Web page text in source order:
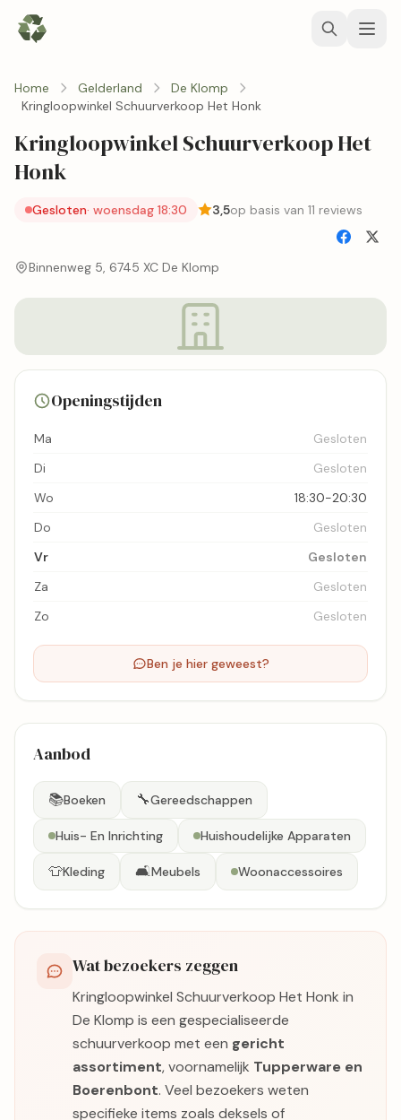
Home Gelderland
De Klomp
Kringloopwinkel Schuurverkoop Het Honk
Kringloopwinkel Schuurverkoop Het
Honk
Gesloten· woensdag 18:30 3,5op basis van 11 reviews
Binnenweg 5, 6745 XC De Klomp
Openingstijden
Ma
Gesloten
Di
Gesloten
Wo
18:30-20:30
Do
Gesloten
Vr
Gesloten
Za
Gesloten
Zo
Gesloten
Ben je hier geweest?
Aanbod
📚Boeken 🔧Gereedschappen
Huis- En Inrichting Huishoudelijke Apparaten
👕Kleding 🛋️Meubels Woonaccessoires
Wat bezoekers zeggen
Kringloopwinkel Schuurverkoop Het Honk in
De Klomp is een gespecialiseerde
schuurverkoop met een gericht
assortiment, voornamelijk Tupperware en
Boerenbont. Veel bezoekers weten
specifieke items zoals deksels of